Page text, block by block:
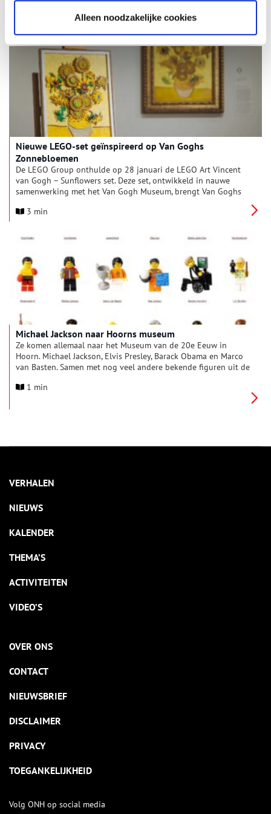
Alleen noodzakelijke cookies
3025 CE van de internationaal gerenommeerde kunstenaar
Ekow Nimako. Het monumentale afrofuturistische kunstwerk,
opgebouwd uit één miljoen zwarte LEGO®-stenen, is het
eerste werk van Nimako wat in Nederland te zien is en nodigt
bezoekers uit tot reflectie, verbeelding en ook: zélf
meebouwen.
Nieuwe LEGO-set geïnspireerd op Van Goghs
Zonnebloemen
De LEGO Group onthulde op 28 januari de LEGO Art Vincent
van Gogh – Sunflowers set. Deze set, ontwikkeld in nauwe
samenwerking met het Van Gogh Museum, brengt Van Goghs
stenen.
3 min
Michael Jackson naar Hoorns museum
Ze komen allemaal naar het Museum van de 20e Eeuw in
Hoorn. Michael Jackson, Elvis Presley, Barack Obama en Marco
van Basten. Samen met nog veel andere bekende figuren uit de
die dankzij veel artikelen in kranten en een item in het
1 min
VERHALEN
NIEUWS
KALENDER
THEMA’S
ACTIVITEITEN
VIDEO’S
OVER ONS
CONTACT
NIEUWSBRIEF
DISCLAIMER
PRIVACY
TOEGANKELIJKHEID
Volg ONH op social media